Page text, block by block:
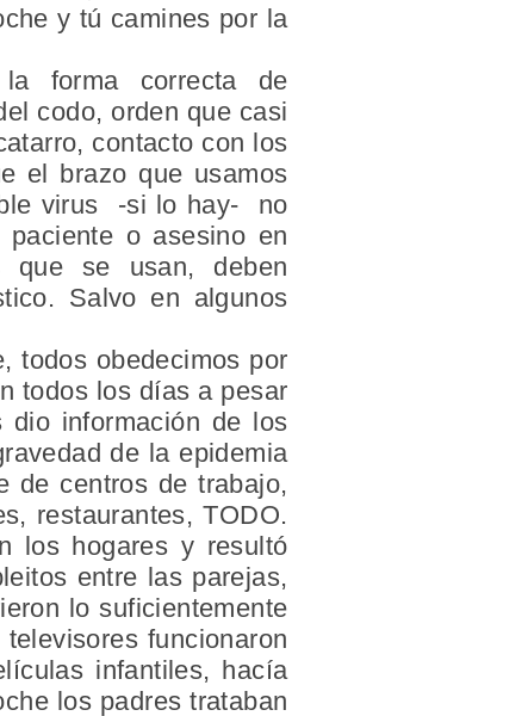
y tú camines por la
la forma correcta de
codo, orden que casi
contacto con los
el brazo que usamos
virus -si lo hay- no
o asesino en
que se usan, deben
Salvo en algunos
todos obedecimos por
todos los días a pesar
dio información de los
de la epidemia
de centros de trabajo,
restaurantes, TODO.
los hogares y resultó
entre las parejas,
lo suficientemente
funcionaron
infantiles, hacía
los padres trataban